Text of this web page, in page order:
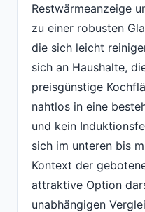
Restwärmeanzeige
zu einer robusten
die sich leicht
sich an Haushalte,
preisgünstige
nahtlos in eine
und kein
sich im unteren bis
Kontext der
attraktive Option
unabhängigen